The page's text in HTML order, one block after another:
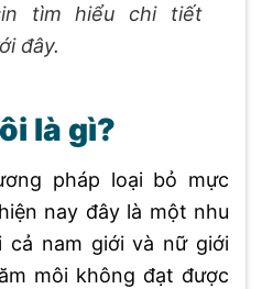
tìm hiểu chi tiết
đây.
là gì?
pháp loại bỏ mực
nay đây là một nhu
cả nam giới và nữ giới
môi không đạt được